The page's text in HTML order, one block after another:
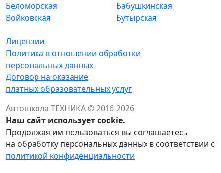
Беломорская
Войковская
Бабушкинская
Бутырская
Лицензии
Политика в отношении обработки
персональных данных
Договор на оказание
платных образовательных услуг
Автошкола ТЕХНИКА © 2016-2026
Наш сайт использует cookie.
Продолжая им пользоваться вы соглашаетесь
на обработку персональных данных в соответствии с
политикой конфиденциальности